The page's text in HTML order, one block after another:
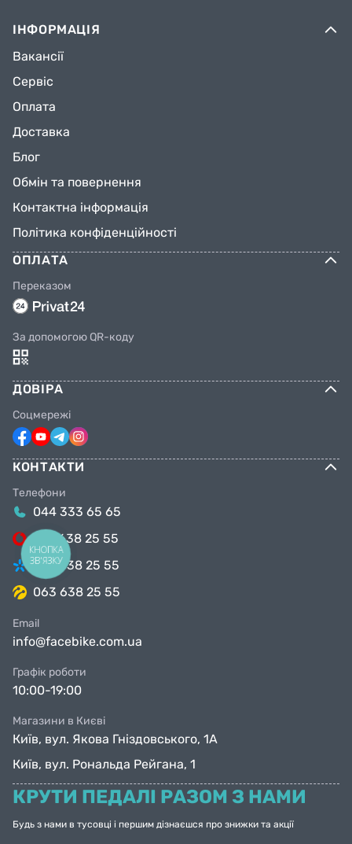
ІНФОРМАЦІЯ
Вакансії
Сервіс
Оплата
Доставка
Блог
Обмін та повернення
Контактна інформація
Політика конфіденційності
ОПЛАТА
Переказом
За допомогою QR-коду
ДОВІРА
Соцмережі
КОНТАКТИ
Телефони
044 333 65 65
099 638 25 55
098 638 25 55
063 638 25 55
Email
info@facebike.com.ua
Графік роботи
10:00-19:00
Магазини в Києві
Київ, вул. Якова Гніздовського, 1А
Київ, вул. Рональда Рейгана, 1
КРУТИ ПЕДАЛІ РАЗОМ З НАМИ
Будь з нами в тусовці і першим дізнаєшся про знижки та акції
КНОПКА
ЗВ'ЯЗКУ